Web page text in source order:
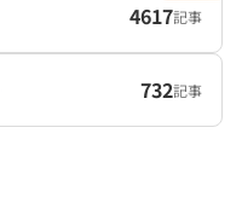
4617記事
732記事